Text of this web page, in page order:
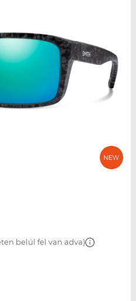
belül fel van adva)